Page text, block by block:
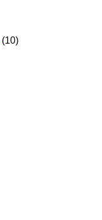
(10)